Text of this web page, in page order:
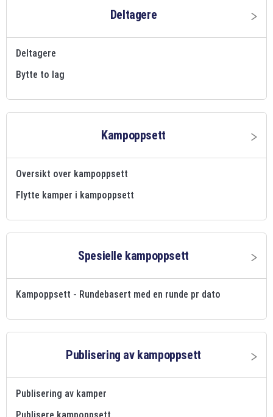
Deltagere
Deltagere
Bytte to lag
Kampoppsett
Oversikt over kampoppsett
Flytte kamper i kampoppsett
Spesielle kampoppsett
Kampoppsett - Rundebasert med en runde pr dato
Publisering av kampoppsett
Publisering av kamper